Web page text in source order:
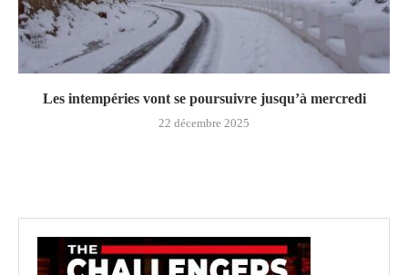
Les intempéries vont se poursuivre jusqu’à mercredi
22 décembre 2025